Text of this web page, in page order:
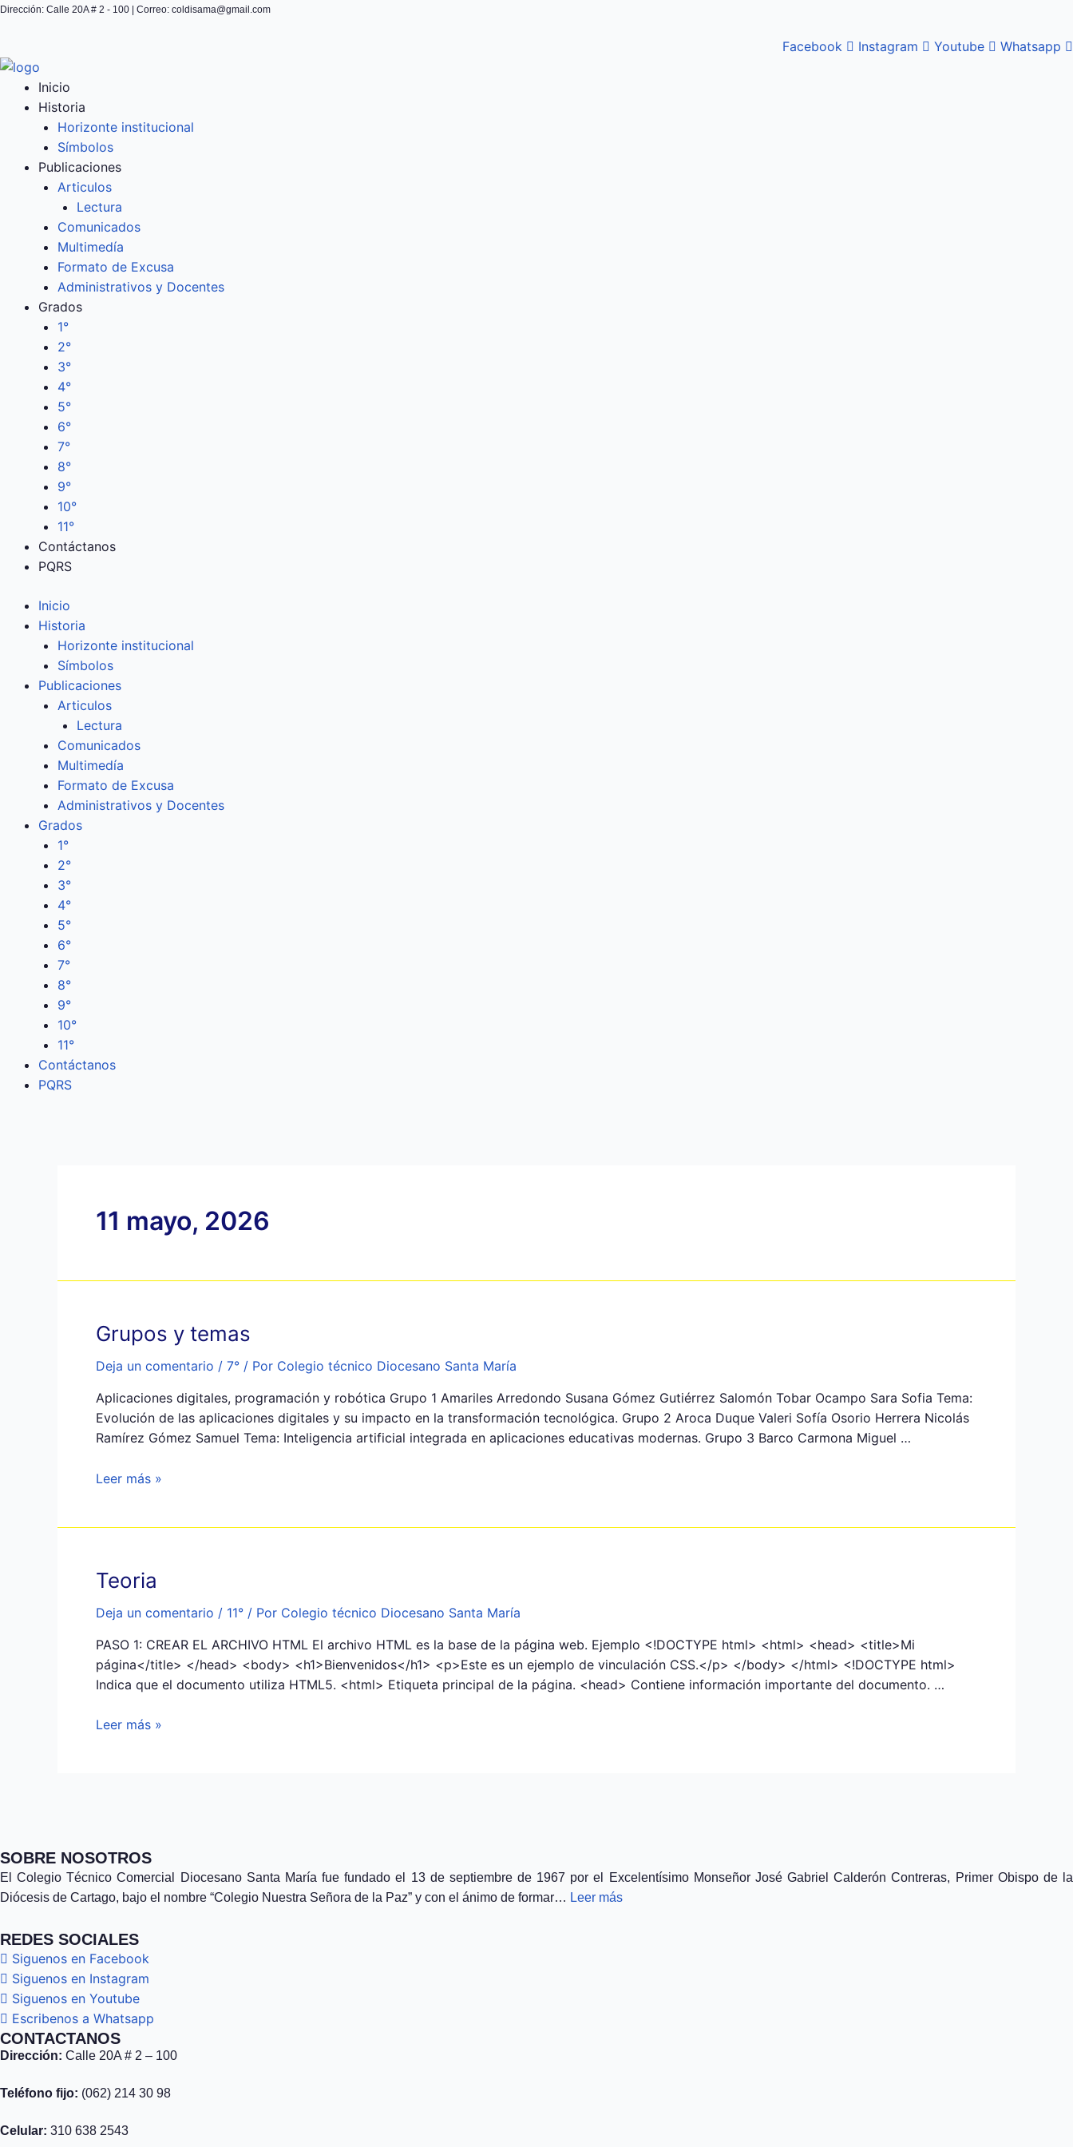
IrDirección: Calle 20A # 2 - 100 | Correo: coldisama@gmail.com
Facebook Instagram Youtube Whatsapp
Inicio
Historia
Horizonte institucional
Símbolos
Publicaciones
Articulos
Lectura
Comunicados
Multimedía
Formato de Excusa
Administrativos y Docentes
Grados
1°
2°
3°
4°
5°
6°
7°
8°
9°
10°
11°
Contáctanos
PQRS
Inicio
Historia
Horizonte institucional
Símbolos
Publicaciones
Articulos
Lectura
Comunicados
Multimedía
Formato de Excusa
Administrativos y Docentes
Grados
1°
2°
3°
4°
5°
6°
7°
8°
9°
10°
11°
Contáctanos
PQRS
11 mayo, 2026
Grupos y temas
Deja un comentario / 7° / Por Colegio técnico Diocesano Santa María
Aplicaciones digitales, programación y robótica Grupo 1 Amariles Arredondo Susana Gómez Gutiérrez Salomón Tobar Ocampo Sara Sofia Tema:
Evolución de las aplicaciones digitales y su impacto en la transformación tecnológica. Grupo 2 Aroca Duque Valeri Sofía Osorio Herrera Nicolás
Ramírez Gómez Samuel Tema: Inteligencia artificial integrada en aplicaciones educativas modernas. Grupo 3 Barco Carmona Miguel …
Grupos
Leer más »
Teoria
Deja un comentario / 11° / Por Colegio técnico Diocesano Santa María
PASO 1: CREAR EL ARCHIVO HTML El archivo HTML es la base de la página web. Ejemplo <!DOCTYPE html> <html> <head> <title>Mi
página</title> </head> <body> <h1>Bienvenidos</h1> <p>Este es un ejemplo de vinculación CSS.</p> </body> </html> <!DOCTYPE html>
Indica que el documento utiliza HTML5. <html> Etiqueta principal de la página. <head> Contiene información importante del documento. …
Teoria
Leer más »
SOBRE NOSOTROS
El Colegio Técnico Comercial Diocesano Santa María fue fundado el 13 de septiembre de 1967 por el Excelentísimo Monseñor José Gabriel Calderón Contreras, Primer Obispo de la
Diócesis de Cartago, bajo el nombre “Colegio Nuestra Señora de la Paz” y con el ánimo de formar… Leer más
REDES SOCIALES
Siguenos en Facebook
Siguenos en Instagram
Siguenos en Youtube
Escribenos a Whatsapp
CONTACTANOS
Dirección: Calle 20A # 2 – 100
Teléfono fijo: (062) 214 30 98
Celular: 310 638 2543